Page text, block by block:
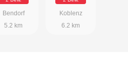
Bendorf
5.2 km
Koblenz
6.2 km